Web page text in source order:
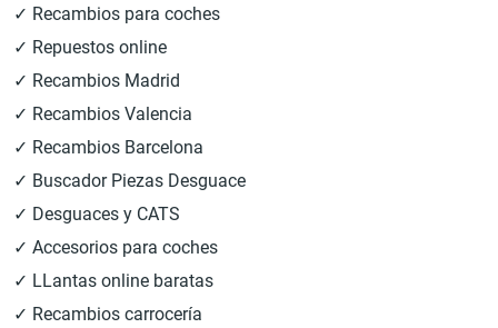
✓ Recambios para coches
✓ Repuestos online
✓ Recambios Madrid
✓ Recambios Valencia
✓ Recambios Barcelona
✓ Buscador Piezas Desguace
✓ Desguaces y CATS
✓ Accesorios para coches
✓ LLantas online baratas
✓ Recambios carrocería